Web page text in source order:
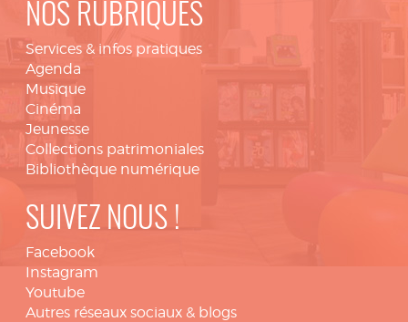
NOS RUBRIQUES
Services & infos pratiques
Agenda
Musique
Cinéma
Jeunesse
Collections patrimoniales
Bibliothèque numérique
SUIVEZ NOUS !
Facebook
Instagram
Youtube
Autres réseaux sociaux & blogs